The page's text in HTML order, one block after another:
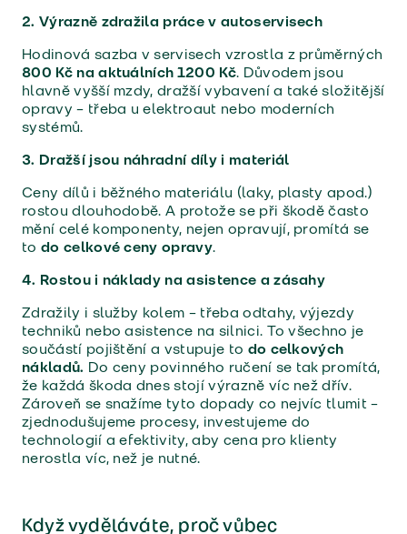
2. Výrazně zdražila práce v autoservisech
Hodinová sazba v servisech vzrostla z průměrných
800 Kč na aktuálních 1200 Kč. Důvodem jsou
hlavně vyšší mzdy, dražší vybavení a také složitější
opravy – třeba u elektroaut nebo moderních
systémů.
3. Dražší jsou náhradní díly i materiál
Ceny dílů i běžného materiálu (laky, plasty apod.)
rostou dlouhodobě. A protože se při škodě často
mění celé komponenty, nejen opravují, promítá se
to do celkové ceny opravy.
4. Rostou i náklady na asistence a zásahy
Zdražily i služby kolem – třeba odtahy, výjezdy
techniků nebo asistence na silnici. To všechno je
součástí pojištění a vstupuje to do celkových
nákladů. Do ceny povinného ručení se tak promítá,
že každá škoda dnes stojí výrazně víc než dřív.
Zároveň se snažíme tyto dopady co nejvíc tlumit –
zjednodušujeme procesy, investujeme do
technologií a efektivity, aby cena pro klienty
nerostla víc, než je nutné.
Když vyděláváte, proč vůbec